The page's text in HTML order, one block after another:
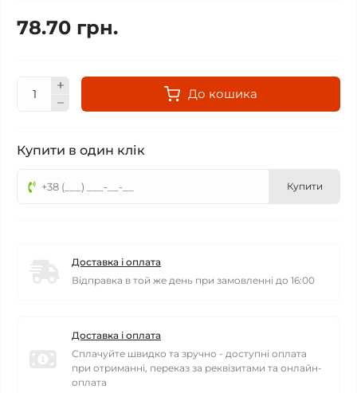
78.70 грн.
До кошика
Купити в один клік
Купити
Доставка і оплата
Відправка в той же день при замовленні до 16:00
Доставка і оплата
Сплачуйте швидко та зручно - доступні оплата
при отриманні, переказ за реквізитами та онлайн-
оплата